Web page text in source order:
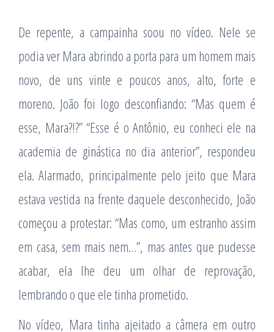
De repente, a campainha soou no vídeo. Nele se
podia ver Mara abrindo a porta para um homem mais
novo, de uns vinte e poucos anos, alto, forte e
moreno. João foi logo desconfiando: “Mas quem é
esse, Mara?!?” “Esse é o Antônio, eu conheci ele na
academia de ginástica no dia anterior”, respondeu
ela. Alarmado, principalmente pelo jeito que Mara
estava vestida na frente daquele desconhecido, João
começou a protestar: “Mas como, um estranho assim
em casa, sem mais nem…”, mas antes que pudesse
acabar, ela lhe deu um olhar de reprovação,
lembrando o que ele tinha prometido.
No vídeo, Mara tinha ajeitado a câmera em outro